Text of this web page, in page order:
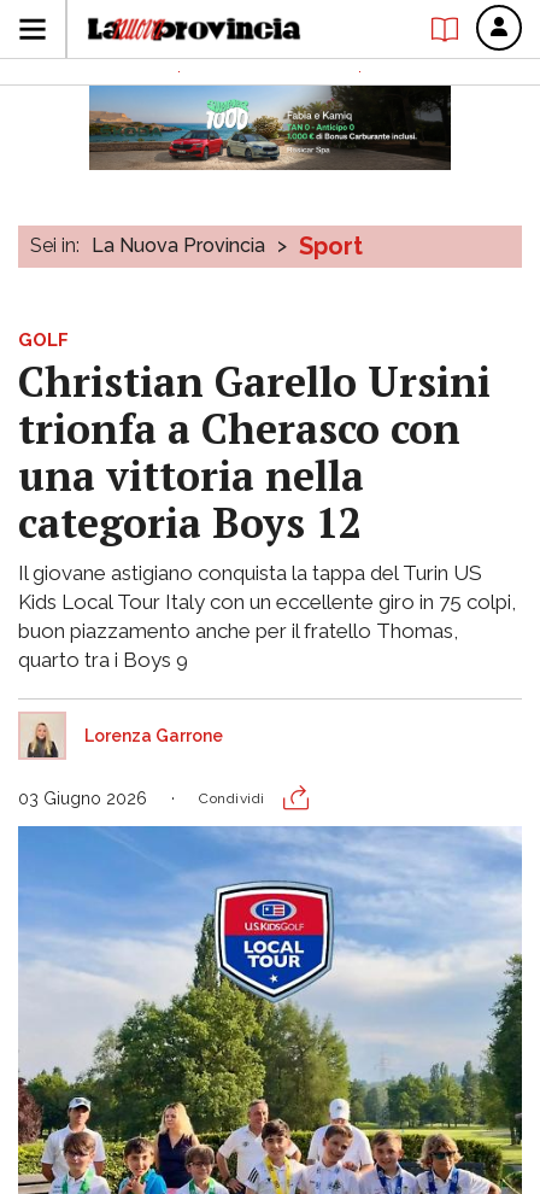
Sei in: La Nuova Provincia > Sport
GOLF
Christian Garello Ursini
trionfa a Cherasco con
una vittoria nella
categoria Boys 12
Il giovane astigiano conquista la tappa del Turin US
Kids Local Tour Italy con un eccellente giro in 75 colpi,
buon piazzamento anche per il fratello Thomas,
quarto tra i Boys 9
Lorenza Garrone
03 Giugno 2026 Condividi